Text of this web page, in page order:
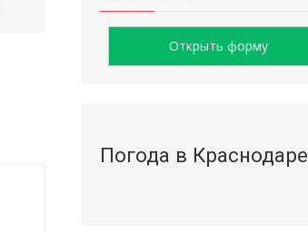
Открыть форму
Погода в Краснодаре